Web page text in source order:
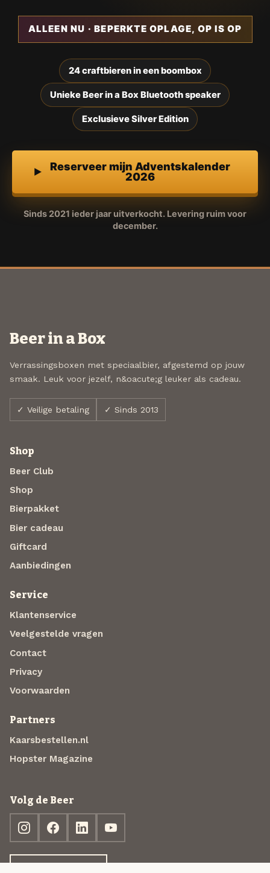
ALLEEN NU · BEPERKTE OPLAGE, OP IS OP
24 craftbieren in een boombox
Unieke Beer in a Box Bluetooth speaker
Exclusieve Silver Edition
Reserveer mijn Adventskalender
2026
Sinds 2021 ieder jaar uitverkocht. Levering ruim voor
december.
Beer in a Box
Verrassingsboxen met speciaalbier, afgestemd op jouw
smaak. Leuk voor jezelf, n&oacute;g leuker als cadeau.
✓ Veilige betaling ✓ Sinds 2013
Shop
Beer Club
Shop
Bierpakket
Bier cadeau
Giftcard
Aanbiedingen
Service
Klantenservice
Veelgestelde vragen
Contact
Privacy
Voorwaarden
Partners
Kaarsbestellen.nl
Hopster Magazine
Volg de Beer